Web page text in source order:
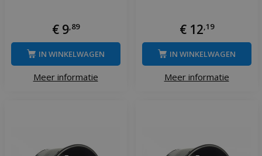
€ 9,89
Meer informatie
IN WINKELWAGEN
€ 12,19
Meer informatie
IN WINKELWAGEN